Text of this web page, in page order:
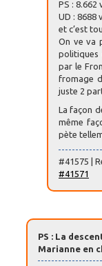
PS : 8.662
UD : 8688
et c’est
On ve va
politiques
par le
fromage
juste 2
La façon
même
pète
#41575 |
#41571
PS : La
Marianne en